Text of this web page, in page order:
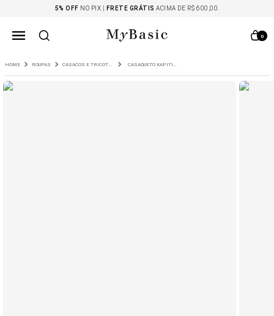
5% OFF NO PIX | FRETE GRÁTIS ACIMA DE R$ 600,00.
0
ROUPAS CASACOS E TRICOTS CASAQUETO KAPITI OFF WHITE